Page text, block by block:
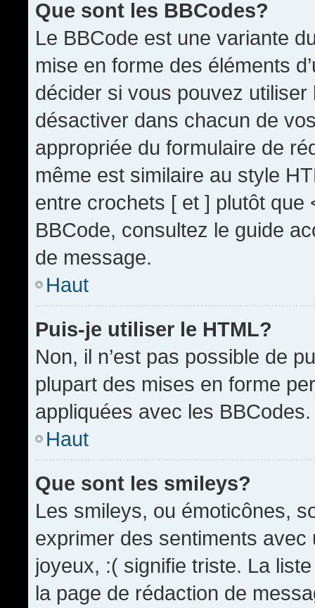
Que sont les BBCodes?
Le BBCode est une variante
mise en forme des éléments
décider si vous pouvez
désactiver dans chacun de
appropriée du formulaire de
même est similaire au style
entre crochets [ et ] plutôt que
BBCode, consultez le guide
de message.
Haut
Puis-je utiliser le HTML?
Non, il n’est pas possible de
plupart des mises en forme
appliquées avec les BBCodes.
Haut
Que sont les smileys?
Les smileys, ou émoticônes,
exprimer des sentiments
joyeux, :( signifie triste. La
la page de rédaction de